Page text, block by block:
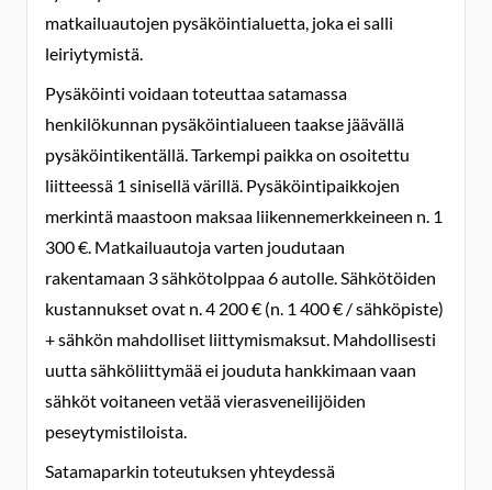
matkailuautojen pysäköintialuetta, joka ei salli
leiriytymistä.
Pysäköinti voidaan toteuttaa satamassa
henkilökunnan pysäköintialueen taakse jäävällä
pysäköintikentällä. Tarkempi paikka on osoitettu
liitteessä 1 sinisellä värillä. Pysäköintipaikkojen
merkintä maastoon maksaa liikennemerkkeineen n. 1
300 €. Matkailuautoja varten joudutaan
rakentamaan 3 sähkötolppaa 6 autolle. Sähkötöiden
kustannukset ovat n. 4 200 € (n. 1 400 € / sähköpiste)
+ sähkön mahdolliset liittymismaksut. Mahdollisesti
uutta sähköliittymää ei jouduta hankkimaan vaan
sähköt voitaneen vetää vierasveneilijöiden
peseytymistiloista.
Satamaparkin toteutuksen yhteydessä